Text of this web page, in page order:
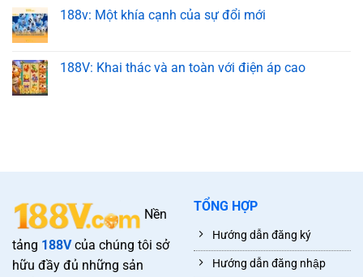
188v: Một khía cạnh của sự đổi mới
188V: Khai thác và an toàn với điện áp cao
Nền
tảng 188Vcủa chúng tôi sở
hữu đầy đủ những sản
TỔNG HỢP
Hướng dẫn đăng ký
Hướng dẫn đăng nhập